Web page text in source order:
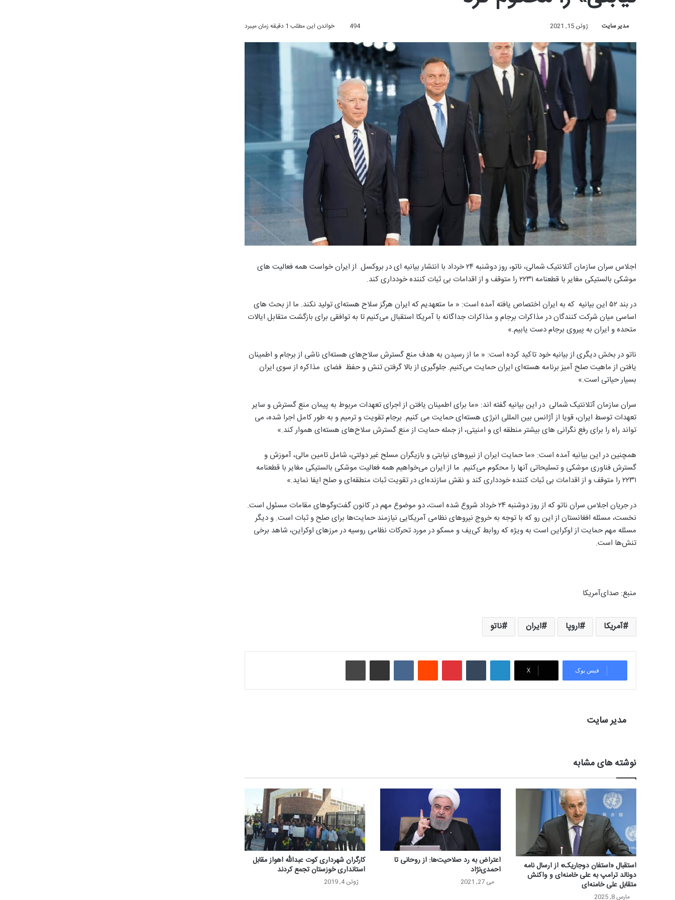
مدیر سایت ژوئن 15, 2021 494 خواندن این مطلب 1 دقیقه زمان میبرد
اجلاس سران سازمان آتلانتیک شمالی، ناتو، روز دوشنبه ۲۴ خرداد با انتشار بیانیه ای در بروکسل از ایران خواست همه فعالیت های
موشکی بالستیکی مغایر با قطعنامه ۲۲۳۱ را متوقف و از اقدامات بی ثبات کننده خودداری کند.
در بند ۵۲ این بیانیه که به ایران اختصاص یافته آمده است: « ما متعهدیم که ایران هرگز سلاح هسته‌ای تولید نکند. ما از بحث های
اساسی میان شرکت کنندگان در مذاکرات برجام و مذاکرات جداگانه با آمریکا استقبال می‌کنیم تا به توافقی برای بازگشت متقابل ایالات
متحده و ایران به پیروی برجام دست یابیم.»
ناتو در بخش دیگری از بیانیه خود تاکید کرده است: « ما از رسیدن به هدف منع گسترش سلاح‌های هسته‌ای ناشی از برجام و اطمینان
یافتن از ماهیت صلح آمیز برنامه هسته‌ای ایران حمایت می‌کنیم. جلوگیری از بالا گرفتن تنش و حفظ فضای مذاکره از سوی ایران
بسیار حیاتی است.»
سران سازمان آتلانتیک شمالی در این بیانیه گفته اند: «ما برای اطمینان یافتن از اجرای تعهدات مربوط به پیمان منع گسترش و سایر
تعهدات توسط ایران، قویا از آژانس بین المللی انرژی هسته‌ای حمایت می کنیم. برجام تقویت و ترمیم و به طور کامل اجرا شده، می
تواند راه را برای رفع نگرانی های بیشتر منطقه ای و امنیتی، از جمله حمایت از منع گسترش سلاح‌های هسته‌ای هموار کند.»
همچنین در این بیانیه آمده است: «ما حمایت ایران از نیروهای نیابتی و بازیگران مسلح غیر دولتی، شامل تامین مالی، آموزش و
گسترش فناوری موشکی و تسلیحاتی آنها را محکوم می‌کنیم. ما از ایران می‌خواهیم همه فعالیت موشکی بالستیکی مغایر با قطعنامه
۲۲۳۱ را متوقف و از اقدامات بی ثبات کننده خودداری کند و نقش سازنده‌ای در تقویت ثبات منطقه‌ای و صلح ایفا نماید.»
در جریان اجلاس سران ناتو که از روز دوشنبه ۲۴ خرداد شروع شده است، دو موضوع مهم در کانون گفت‌وگوهای مقامات مسئول است.
نخست، مسئله افغانستان از این رو که با توجه به خروج نیروهای نظامی آمریکایی نیازمند حمایت‌ها برای صلح و ثبات است. و دیگر
مسئله مهم حمایت از اوکراین است به ویژه که روابط کی‌یف و مسکو در مورد تحرکات نظامی روسیه در مرزهای اوکراین، شاهد برخی
تنش‌ها است.
منبع: صدای‌آمریکا
آمریکا اروپا ایران ناتو
فیس بوک X
لینکدین ‫پین‌ترست ‫رددیت اشتراک گذاری از طریق ایمیل
مدیر سایت
نوشته های مشابه
استقبال «استفان دوجاریک» از ارسال نامه
دونالد ترامپ به علی خامنه‌ای و واکنش
متقابل علی خامنه‌ای
مارس 8, 2025
اعتراض به رد صلاحیت‌ها: از روحانی تا
احمدی‌نژاد
می 27, 2021
کارگران شهرداری کوت عبدالله اهواز مقابل
استانداری خوزستان تجمع کردند
ژوئن 4, 2019